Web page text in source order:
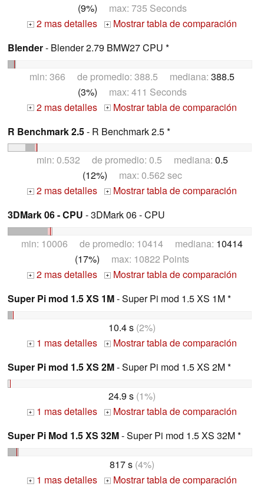
(9%) max: 735 Seconds
+ 2 mas detalles +
Mostrar tabla de comparación
Blender- Blender 2.79 BMW27 CPU *
min: 366 de promedio: 388.5 mediana: 388.5
(3%) max: 411 Seconds
+ 2 mas detalles +
Mostrar tabla de comparación
R Benchmark 2.5- R Benchmark 2.5 *
min: 0.532 de promedio: 0.5 mediana: 0.5
(12%) max: 0.562 sec
+ 2 mas detalles +
Mostrar tabla de comparación
3DMark 06 - CPU - 3DMark 06 - CPU
min: 10006 de promedio: 10414 mediana: 10414
(17%) max: 10822 Points
+ 2 mas detalles +
Mostrar tabla de comparación
Super Pi mod 1.5 XS 1M- Super Pi mod 1.5 XS 1M *
10.4 s (2%)
+ 1 mas detalles +
Mostrar tabla de comparación
Super Pi mod 1.5 XS 2M- Super Pi mod 1.5 XS 2M *
24.9 s (1%)
+ 1 mas detalles +
Mostrar tabla de comparación
Super Pi Mod 1.5 XS 32M- Super Pi mod 1.5 XS 32M *
817 s (4%)
+ 1 mas detalles +
Mostrar tabla de comparación